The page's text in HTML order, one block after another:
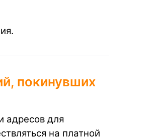
покинувших
адресов для
на платной